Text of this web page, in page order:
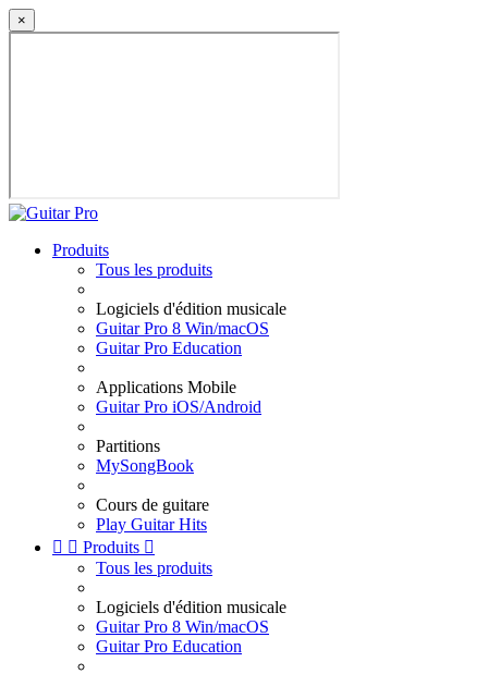
×
Produits
Tous les produits
Logiciels d'édition musicale
Guitar Pro 8 Win/macOS
Guitar Pro Education
Applications Mobile
Guitar Pro iOS/Android
Partitions
MySongBook
Cours de guitare
Play Guitar Hits
  Produits 
Tous les produits
Logiciels d'édition musicale
Guitar Pro 8 Win/macOS
Guitar Pro Education